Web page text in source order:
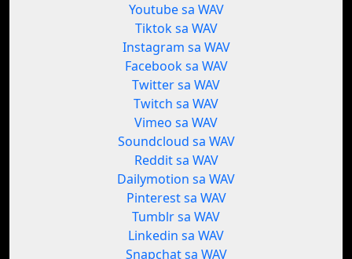
Youtube sa WAV
Tiktok sa WAV
Instagram sa WAV
Facebook sa WAV
Twitter sa WAV
Twitch sa WAV
Vimeo sa WAV
Soundcloud sa WAV
Reddit sa WAV
Dailymotion sa WAV
Pinterest sa WAV
Tumblr sa WAV
Linkedin sa WAV
Snapchat sa WAV